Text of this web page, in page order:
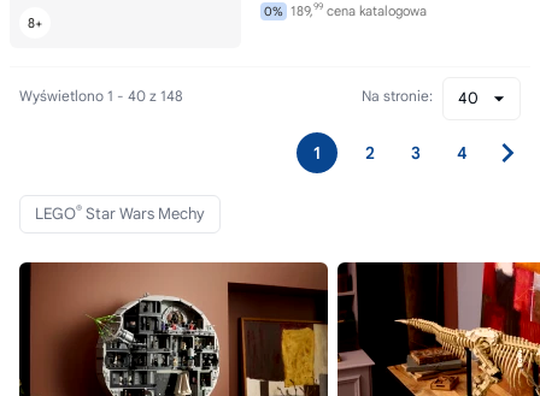
0% 189,99 cena katalogowa
Wyświetlono 1 - 40 z 148 40
Na stronie:
1 2 3 4
LEGO® Star Wars Mechy